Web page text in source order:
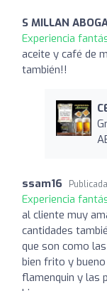
S MILLAN
Experiencia
aceite y café de
también!!
ssam16
Experiencia
al cliente muy
cantidades
que son como
bien frito y
flamenquin y las